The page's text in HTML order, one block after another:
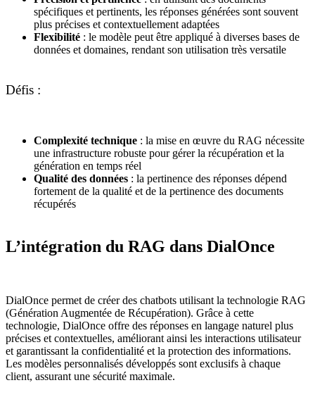
spécifiques et pertinents, les réponses générées sont souvent
plus précises et contextuellement adaptées
Flexibilité : le modèle peut être appliqué à diverses bases de
données et domaines, rendant son utilisation très versatile
Défis :
Complexité technique : la mise en œuvre du RAG nécessite
une infrastructure robuste pour gérer la récupération et la
génération en temps réel
Qualité des données : la pertinence des réponses dépend
fortement de la qualité et de la pertinence des documents
récupérés
L’intégration du RAG dans DialOnce
DialOnce permet de créer des chatbots utilisant la technologie RAG
(Génération Augmentée de Récupération). Grâce à cette
technologie, DialOnce offre des réponses en langage naturel plus
précises et contextuelles, améliorant ainsi les interactions utilisateur
et garantissant la confidentialité et la protection des informations.
Les modèles personnalisés développés sont exclusifs à chaque
client, assurant une sécurité maximale.